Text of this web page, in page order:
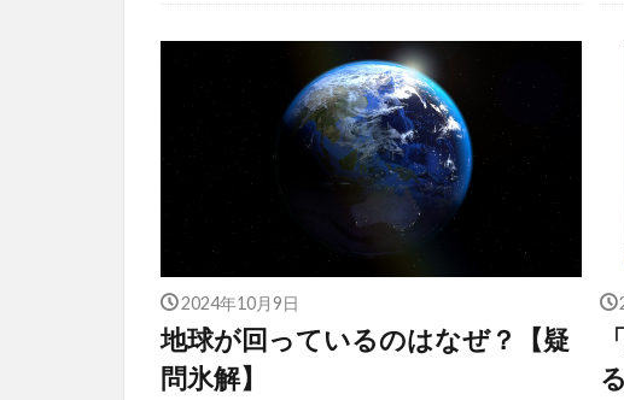
2024年10月9日
地球が回っているのはなぜ？【疑
問氷解】